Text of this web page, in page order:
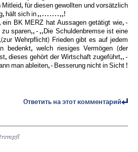
Mitleid, für diesen gewollten und vorsätzlich
sich in ,, . . . . . . . ,,!
ein BK MERZ hat Aussagen getätigt wie, -
sparen,, - ,,Die Schuldenbremse ist eine
Wehrpflicht) Frieden gibt es auf jedem
bedenkt, welch riesiges Vermögen (der
dieses gehört der Wirtschaft zugeführt,, -
man ableiten, - Besserung nicht in Sicht !
Ответить на этот комментарий